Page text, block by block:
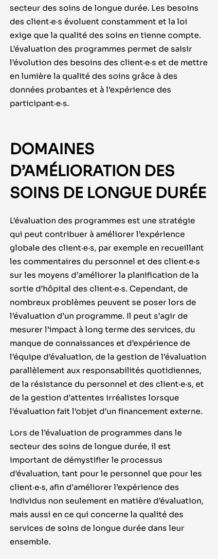
secteur des soins de longue durée. Les besoins
des client·e·s évoluent constamment et la loi
exige que la qualité des soins en tienne compte.
L’évaluation des programmes permet de saisir
l’évolution des besoins des client·e·s et de mettre
en lumière la qualité des soins grâce à des
données probantes et à l’expérience des
participant·e·s.
DOMAINES
D’AMÉLIORATION DES
SOINS DE LONGUE DURÉE
L’évaluation des programmes est une stratégie
qui peut contribuer à améliorer l’expérience
globale des client·e·s, par exemple en recueillant
les commentaires du personnel et des client·e·s
sur les moyens d’améliorer la planification de la
sortie d’hôpital des client·e·s. Cependant, de
nombreux problèmes peuvent se poser lors de
l’évaluation d’un programme. Il peut s’agir de
mesurer l’impact à long terme des services, du
manque de connaissances et d’expérience de
l’équipe d’évaluation, de la gestion de l’évaluation
parallèlement aux responsabilités quotidiennes,
de la résistance du personnel et des client·e·s, et
de la gestion d’attentes irréalistes lorsque
l’évaluation fait l’objet d’un financement externe.
Lors de l’évaluation de programmes dans le
secteur des soins de longue durée, il est
important de démystifier le processus
d’évaluation, tant pour le personnel que pour les
client·e·s, afin d’améliorer l’expérience des
individus non seulement en matière d’évaluation,
mais aussi en ce qui concerne la qualité des
services de soins de longue durée dans leur
ensemble.